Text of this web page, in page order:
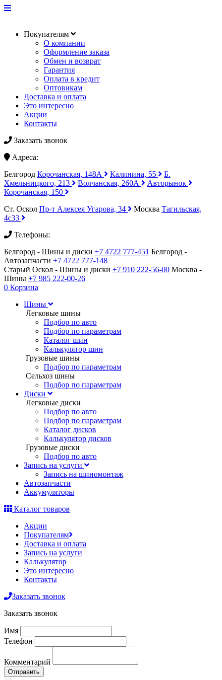
Покупателям
О компании
Оформление заказа
Обмен и возврат
Гарантия
Оплата в кредит
Оптовикам
Доставка и оплата
Это интересно
Акции
Контакты
Заказать звонок
Адреса:
Белгород Корочанская, 148А Калинина, 55
Б.
Хмельницкого, 213
Волчанская, 260А
Авторынок
Корочанская, 150
Ст. Оскол Пр-т Алексея Угарова, 34 Москва Тагильская,
4с33
Телефоны:
Белгород - Шины и диски +7 4722 777-451 Белгород -
Автозапчасти +7 4722 777-148
Старый Оскол - Шины и диски +7 910 222-56-00 Москва -
Шины +7 985 222-00-26
0 Корзина
Шины
Легковые шины
Подбор по авто
Подбор по параметрам
Каталог шин
Калькулятор шин
Грузовые шины
Подбор по параметрам
Сельхоз шины
Подбор по параметрам
Диски
Легковые диски
Подбор по авто
Подбор по параметрам
Каталог дисков
Калькулятор дисков
Грузовые диски
Подбор по авто
Запись на услуги
Запись на шиномонтаж
Автозапчасти
Аккумуляторы
Каталог товаров
Акции
Покупателям
Доставка и оплата
Запись на услуги
Калькулятор
Это интересно
Контакты
Заказать звонок
Заказать звонок
Имя
Телефон
Комментарий
Отправить